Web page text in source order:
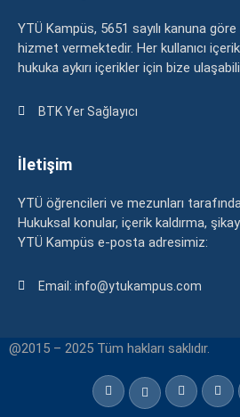
YTÜ Kampüs, 5651 sayılı kanuna göre
hizmet vermektedir. Her kullanıcı
hukuka aykırı içerikler için bize
BTK Yer Sağlayıcı
İletişim
YTÜ öğrencileri ve mezunları
Hukuksal konular, içerik kaldırma,
YTÜ Kampüs e-posta adresimiz:
Email: info@ytukampus.com
@2015 – 2025 Tüm hakları saklıdır.